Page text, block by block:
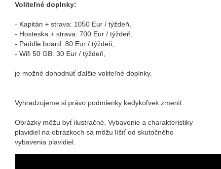
Voliteľné doplnky:
- Kapitán + strava: 1050 Eur / týždeň,
- Hosteska + strava: 700 Eur / týždeň,
- Paddle board: 80 Eur / týždeň,
- Wifi 50 GB: 30 Eur / týždeň,
je možné dohodnúť ďalšie voliteľné doplnky.
Vyhradzujeme si právo podmienky kedykoľvek zmeniť.
Obrázky môžu byť ilustračné. Vybavenie a charakteristiky
plavidiel na obrázkoch sa môžu líšiť od skutočného
vybavenia plavidiel.